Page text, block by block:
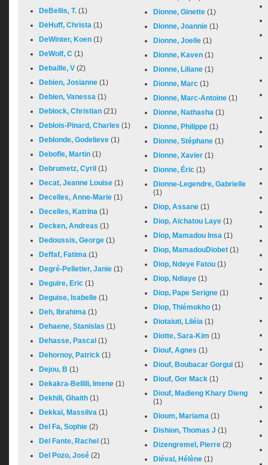
DeBellis, T. (1)
DeHuff, Christa (1)
DeWinter, Koen (1)
DeWolf, C (1)
Debaille, V (2)
Debien, Josianne (1)
Debien, Vanessa (1)
Deblock, Christian (21)
Deblois-Pinard, Charles (1)
Deblonde, Godelieve (1)
Debofle, Martin (1)
Debrumetz, Cyril (1)
Decat, Jeanne Louise (1)
Decelles, Anne-Marie (1)
Decelles, Katrina (1)
Decken, Andreas (1)
Dedoussis, George (1)
Deffaf, Fatima (1)
Degré-Pelletier, Janie (1)
Deguire, Eric (1)
Deguise, Isabelle (1)
Deh, Ibrahima (1)
Dehaene, Stanislas (1)
Dehasse, Pascal (1)
Dehornoy, Patrick (1)
Dejou, B (1)
Dekakra-Bellili, Imene (1)
Dekhili, Ghaith (1)
Dekkal, Massilva (1)
Del Fa, Sophie (2)
Del Fante, Rachel (1)
Del Pozo, José (2)
Dionne, Ginette (1)
Dionne, Joannie (1)
Dionne, Joelle (1)
Dionne, Kaven (1)
Dionne, Liliane (1)
Dionne, Marc (1)
Dionne, Marc-Antoine (1)
Dionne, Nathasha (1)
Dionne, Philippe (1)
Dionne, Stéphane (1)
Dionne, Xavier (1)
Dionne, Éric (1)
Dionne-Legendre, Gabrielle
(1)
Diop, Assane (1)
Diop, Aïchatou Laye (1)
Diop, Mamadou Insa (1)
Diop, MamadouDiobet (1)
Diop, Ndeye Fatou (1)
Diop, Ndiaye (1)
Diop, Pape Serigne (1)
Diop, Thiémokho (1)
Diotaiuti, Liléia (1)
Diotte, Sara-Kim (1)
Diouf, Agnes (1)
Diouf, Boubacar Gorgui (1)
Diouf, Gor Mack (1)
Diouf, Madieng Khary Dieng
(1)
Dioum, Mariama (1)
Dishion, Thomas J (1)
Dizengremel, Pierre (2)
Diéval, Hélène (1)